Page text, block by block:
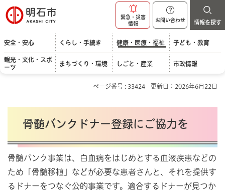
明石市
緊急・災害
情報
お問い合わせ 情報を探す
安全・安心 くらし・手続き 健康・医療・福祉 子ども・教育
観光・文化・スポ
ーツ
まちづくり・環境 しごと・産業 市政情報
ページ番号 : 33424 更新日：2026年6月22日
骨髄バンクドナー登録にご協力を
骨髄バンク事業は、白血病をはじめとする血液疾患などの
ため「骨髄移植」などが必要な患者さんと、それを提供す
るドナーをつなぐ公的事業です。適合するドナーが見つか